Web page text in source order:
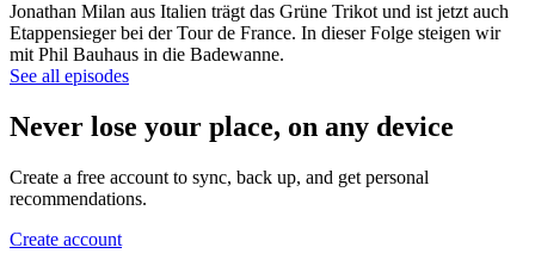
Jonathan Milan aus Italien trägt das Grüne Trikot und ist jetzt auch
Etappensieger bei der Tour de France. In dieser Folge steigen wir
mit Phil Bauhaus in die Badewanne.
See all episodes
Never lose your place, on any device
Create a free account to sync, back up, and get personal
recommendations.
Create account